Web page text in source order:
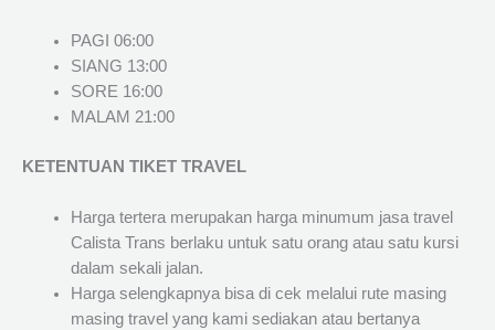
PAGI 06:00
SIANG 13:00
SORE 16:00
MALAM 21:00
KETENTUAN TIKET TRAVEL
Harga tertera merupakan harga minumum jasa travel
Calista Trans berlaku untuk satu orang atau satu kursi
dalam sekali jalan.
Harga selengkapnya bisa di cek melalui rute masing
masing travel yang kami sediakan atau bertanya